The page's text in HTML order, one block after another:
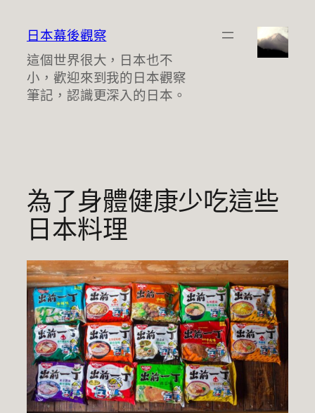
日本幕後觀察
這個世界很大，日本也不
小，歡迎來到我的日本觀察
筆記，認識更深入的日本。
為了身體健康少吃這些
日本料理